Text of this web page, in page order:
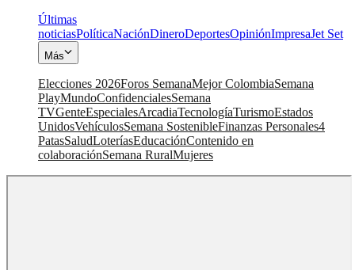
Últimas
noticiasPolíticaNaciónDineroDeportesOpiniónImpresaJet Set
Más
Elecciones 2026Foros SemanaMejor ColombiaSemana
PlayMundoConfidencialesSemana
TVGenteEspecialesArcadiaTecnologíaTurismoEstados
UnidosVehículosSemana SostenibleFinanzas Personales4
PatasSaludLoteríasEducaciónContenido en
colaboraciónSemana RuralMujeres